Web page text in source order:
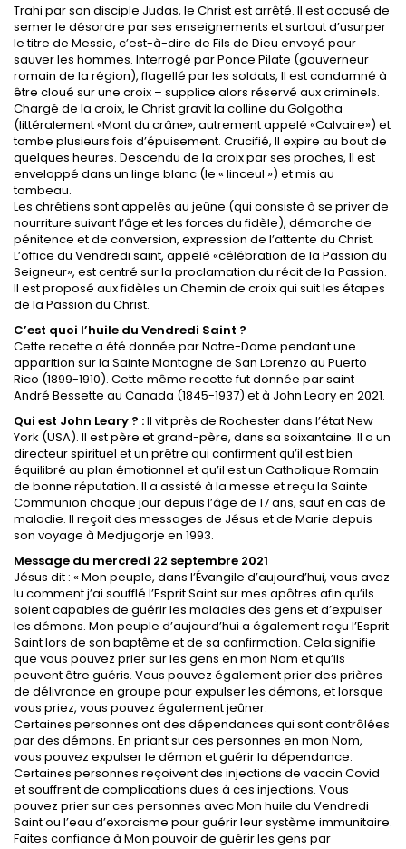
Trahi par son disciple Judas, le Christ est arrêté. Il est accusé de
semer le désordre par ses enseignements et surtout d’usurper
le titre de Messie, c’est-à-dire de Fils de Dieu envoyé pour
sauver les hommes. Interrogé par Ponce Pilate (gouverneur
romain de la région), flagellé par les soldats, Il est condamné à
être cloué sur une croix – supplice alors réservé aux criminels.
Chargé de la croix, le Christ gravit la colline du Golgotha
(littéralement «Mont du crâne», autrement appelé «Calvaire») et
tombe plusieurs fois d’épuisement. Crucifié, Il expire au bout de
quelques heures. Descendu de la croix par ses proches, Il est
enveloppé dans un linge blanc (le « linceul ») et mis au
tombeau.
Les chrétiens sont appelés au jeûne (qui consiste à se priver de
nourriture suivant l’âge et les forces du fidèle), démarche de
pénitence et de conversion, expression de l’attente du Christ.
L’office du Vendredi saint, appelé «célébration de la Passion du
Seigneur», est centré sur la proclamation du récit de la Passion.
Il est proposé aux fidèles un Chemin de croix qui suit les étapes
de la Passion du Christ.
C’est quoi l’huile du Vendredi Saint ?
Cette recette a été donnée par Notre-Dame pendant une
apparition sur la Sainte Montagne de San Lorenzo au Puerto
Rico (1899-1910). Cette même recette fut donnée par saint
André Bessette au Canada (1845-1937) et à John Leary en 2021.
Qui est John Leary ? :Il vit près de Rochester dans l’état New
York (USA). Il est père et grand-père, dans sa soixantaine. Il a un
directeur spirituel et un prêtre qui confirment qu’il est bien
équilibré au plan émotionnel et qu’il est un Catholique Romain
de bonne réputation. Il a assisté à la messe et reçu la Sainte
Communion chaque jour depuis l’âge de 17 ans, sauf en cas de
maladie. Il reçoit des messages de Jésus et de Marie depuis
son voyage à Medjugorje en 1993.
Message du mercredi 22 septembre 2021
Jésus dit : « Mon peuple, dans l’Évangile d’aujourd’hui, vous avez
lu comment j’ai soufflé l’Esprit Saint sur mes apôtres afin qu’ils
soient capables de guérir les maladies des gens et d’expulser
les démons. Mon peuple d’aujourd’hui a également reçu l’Esprit
Saint lors de son baptême et de sa confirmation. Cela signifie
que vous pouvez prier sur les gens en mon Nom et qu’ils
peuvent être guéris. Vous pouvez également prier des prières
de délivrance en groupe pour expulser les démons, et lorsque
vous priez, vous pouvez également jeûner.
Certaines personnes ont des dépendances qui sont contrôlées
par des démons. En priant sur ces personnes en mon Nom,
vous pouvez expulser le démon et guérir la dépendance.
Certaines personnes reçoivent des injections de vaccin Covid
et souffrent de complications dues à ces injections. Vous
pouvez prier sur ces personnes avec Mon huile du Vendredi
Saint ou l’eau d’exorcisme pour guérir leur système immunitaire.
Faites confiance à Mon pouvoir de guérir les gens par